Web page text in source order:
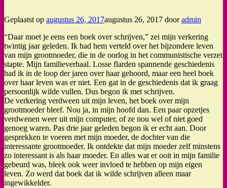
Geplaatst op augustus 26, 2017augustus 26, 2017 dooradmin
“Daar moet je eens een boek over schrijven,” zei mijn verkering
twintig jaar geleden. Ik had hem verteld over het bijzondere leven
van mijn grootmoeder, die in de oorlog in het communistische verzet
stapte. Mijn familieverhaal. Losse flarden spannende geschiedenis
had ik in de loop der jaren over haar gehoord, maar een heel boek
over haar leven was er niet. Een gat in de geschiedenis dat ik graag
persoonlijk wilde vullen. Dus begon ik met schrijven.
De verkering verdween uit mijn leven, het boek over mijn
grootmoeder bleef. Nou ja, in mijn hoofd dan. Een paar opzetjes
verdwenen weer uit mijn computer, of ze nou wel of niet goed
genoeg waren. Pas drie jaar geleden begon ik er echt aan. Door
gesprekken te voeren met mijn moeder, de dochter van die
interessante grootmoeder. Ik ontdekte dat mijn moeder zelf minstens
zo interessant is als haar moeder. En alles wat er ooit in mijn familie
gebeurd was, bleek ook weer invloed te hebben op mijn eigen
leven. Zo werd dat boek dat ik wilde schrijven alleen maar
ingewikkelder.